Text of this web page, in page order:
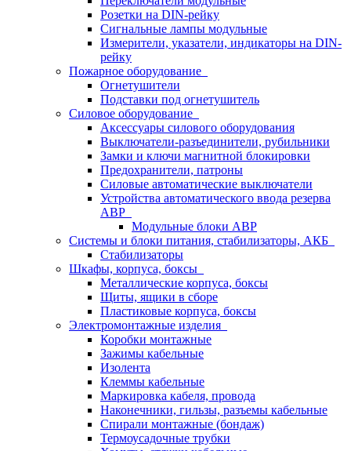
Розетки на DIN-рейку
Сигнальные лампы модульные
Измерители, указатели, индикаторы на DIN-
рейку
Пожарное оборудование
Огнетушители
Подставки под огнетушитель
Силовое оборудование
Аксессуары силового оборудования
Выключатели-разъединители, рубильники
Замки и ключи магнитной блокировки
Предохранители, патроны
Силовые автоматические выключатели
Устройства автоматического ввода резерва
АВР
Модульные блоки АВР
Системы и блоки питания, стабилизаторы, АКБ
Стабилизаторы
Шкафы, корпуса, боксы
Металлические корпуса, боксы
Щиты, ящики в сборе
Пластиковые корпуса, боксы
Электромонтажные изделия
Коробки монтажные
Зажимы кабельные
Изолента
Клеммы кабельные
Маркировка кабеля, провода
Наконечники, гильзы, разъемы кабельные
Спирали монтажные (бондаж)
Термоусадочные трубки